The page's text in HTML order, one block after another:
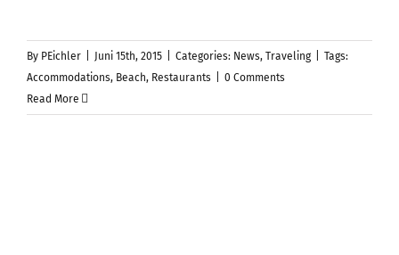
By PEichler Juni 15th, 2015 Categories: News, Traveling
Tags:
Accommodations, Beach, Restaurants
0 Comments
Read More